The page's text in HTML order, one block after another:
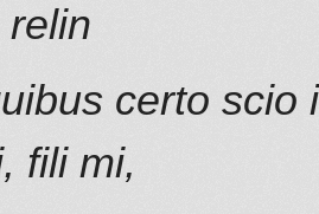
certo scio
fili mi,